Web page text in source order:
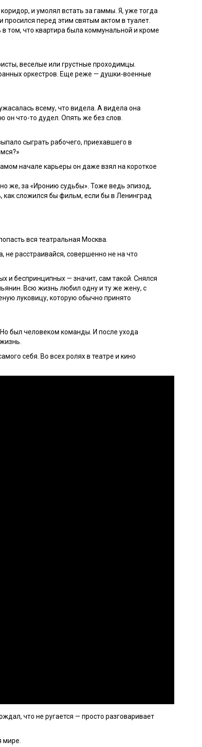
и умолял встать за гаммы. Я, уже тогда
перед этим святым актом в туалет.
том, что квартира была коммунальной и кроме
веселые или грустные проходимцы.
оркестров. Еще реже — душки-военные
всему, что видела. А видела она
он что-то дудел. Опять же без слов.
сыграть рабочего, приехавшего в
начале карьеры он даже взял на короткое
же, за «Иронию судьбы». Тоже ведь эпизод,
как сложился бы фильм, если бы в Ленинград
вся театральная Москва.
расстраивайся, совершенно не на что
и беспринципных — значит, сам такой. Снялся
Всю жизнь любил одну и ту же жену, с
луковицу, которую обычно принято
был человеком команды. И после ухода
себя. Во всех ролях в театре и кино
что не ругается — просто разговаривает
мире.